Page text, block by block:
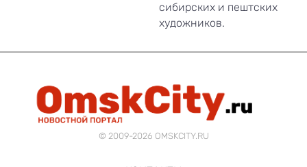
сибирских и пештских
художников.
© 2009-2026 OMSKCITY.RU